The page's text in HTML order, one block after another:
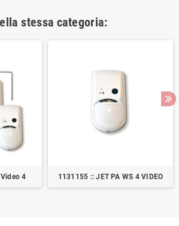
stessa categoria:
4 1131155 :: JET PA WS 4 VIDEO